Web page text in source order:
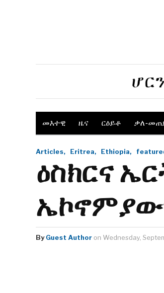
መእተዊ ዜና ርዕይቶ ቃለ-
Articles, Eritrea, Ethiopia,
ዕስክርና
By Guest Author on Wednesday,